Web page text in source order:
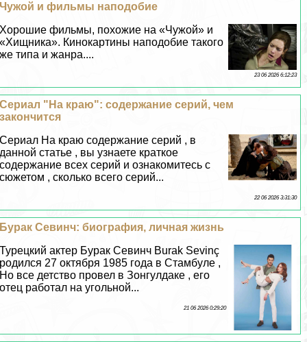
Чужой и фильмы наподобие
Хорошие фильмы, похожие на «Чужой» и
«Хищника». Кинокартины наподобие такого
же типа и жанра....
23 06 2026 6:12:23
Сериал "На краю": содержание серий, чем
закончится
Сериал На краю содержание серий , в
данной статье , вы узнаете краткое
содержание всех серий и ознакомитесь с
сюжетом , сколько всего серий...
22 06 2026 3:31:30
Буpaк Севинч: биография, личная жизнь
Турецкий актер Буpaк Севинч Burak Sevinç
родился 27 октября 1985 года в Стамбуле ,
Но все детство провел в Зонгулдаке , его
отец работал на угольной...
21 06 2026 0:29:20